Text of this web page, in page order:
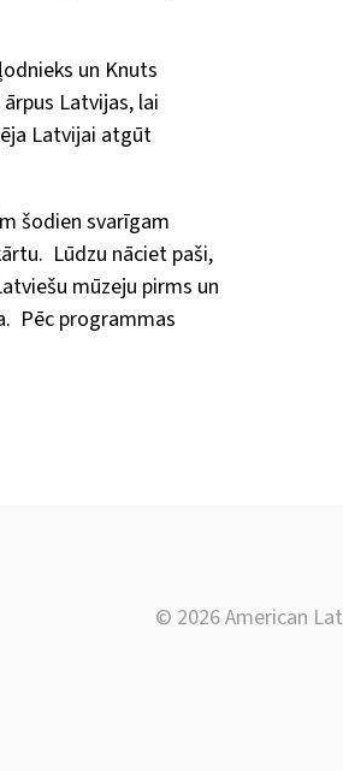
un Knuts
Latvijas, lai
Latvijai atgūt
šodien svarīgam
Lūdzu nāciet paši,
mūzeju pirms un
Pēc programmas
© 2026 American